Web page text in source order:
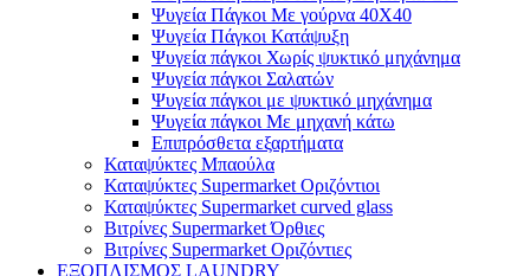
Ψυγεία Πάγκοι Με γούρνα 40Χ40
Ψυγεία Πάγκοι Κατάψυξη
Ψυγεία πάγκοι Χωρίς ψυκτικό μηχάνημα
Ψυγεία πάγκοι Σαλατών
Ψυγεία πάγκοι με ψυκτικό μηχάνημα
Ψυγεία πάγκοι Με μηχανή κάτω
Επιπρόσθετα εξαρτήματα
Καταψύκτες Μπαούλα
Καταψύκτες Supermarket Οριζόντιοι
Καταψύκτες Supermarket curved glass
Βιτρίνες Supermarket Όρθιες
Βιτρίνες Supermarket Οριζόντιες
ΕΞΟΠΛΙΣΜΟΣ LAUNDRY